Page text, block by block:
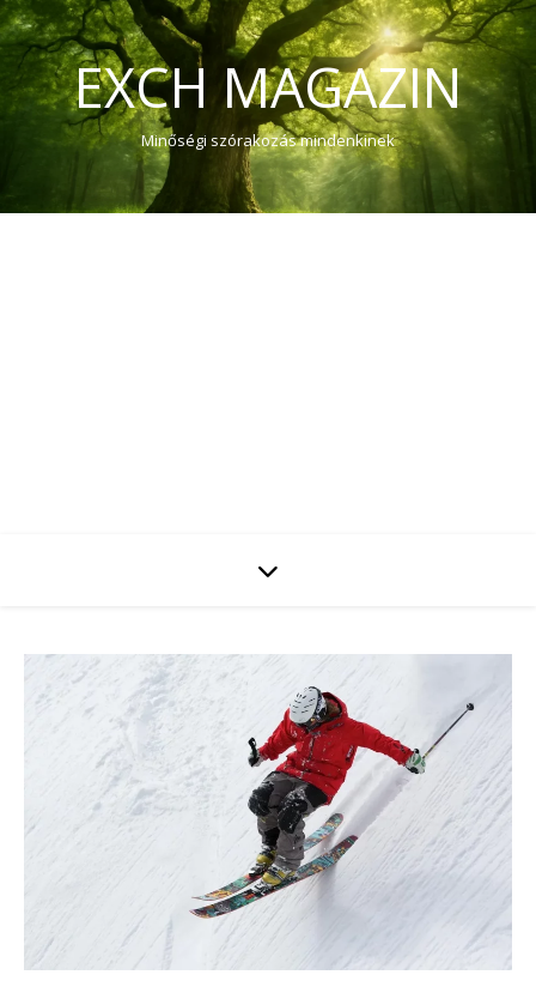
EXCH MAGAZIN
Minőségi szórakozás mindenkinek